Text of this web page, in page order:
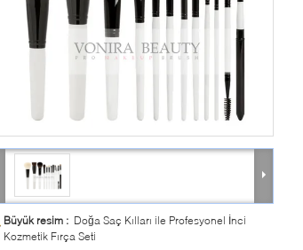
Büyük resim : Doğa Saç Kılları ile Profesyonel İnci
Kozmetik Fırça Seti